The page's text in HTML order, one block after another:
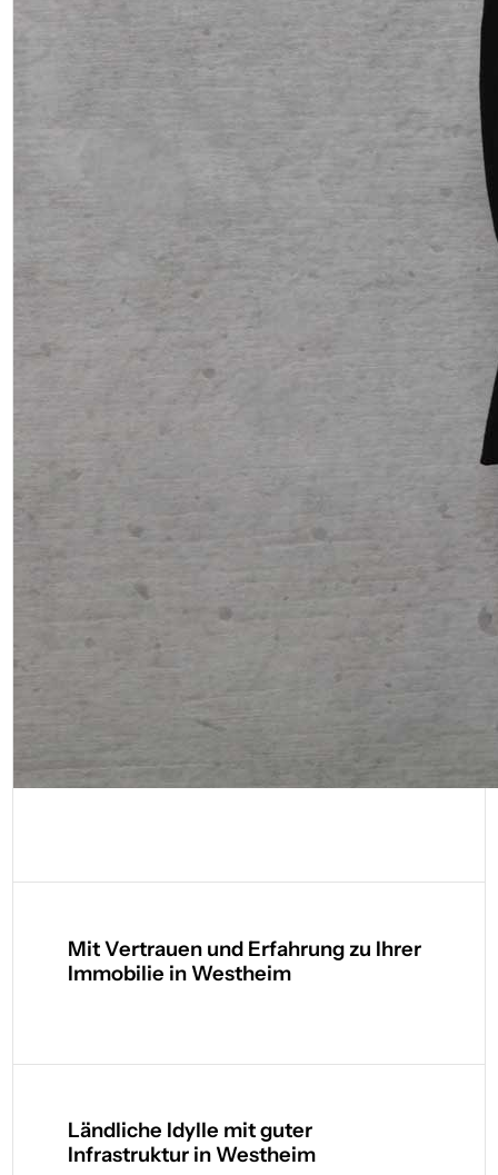
Mit Vertrauen und Erfahrung zu Ihrer
Immobilie in Westheim
Ländliche Idylle mit guter
Infrastruktur in Westheim